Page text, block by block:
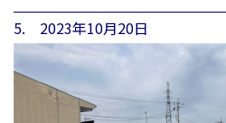
5. 2023年10月20日